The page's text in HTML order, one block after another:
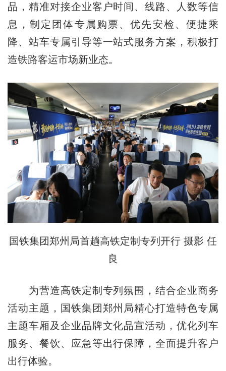
品，精准对接企业客户时间、线路、人数等信
息，制定团体专属购票、优先安检、便捷乘
降、站车专属引导等一站式服务方案，积极打
造铁路客运市场新业态。
国铁集团郑州局首趟高铁定制专列开行 摄影 任
良
为营造高铁定制专列氛围，结合企业商务
活动主题，国铁集团郑州局精心打造特色专属
主题车厢及企业品牌文化品宣活动，优化列车
服务、餐饮、应急等出行保障，全面提升客户
出行体验。